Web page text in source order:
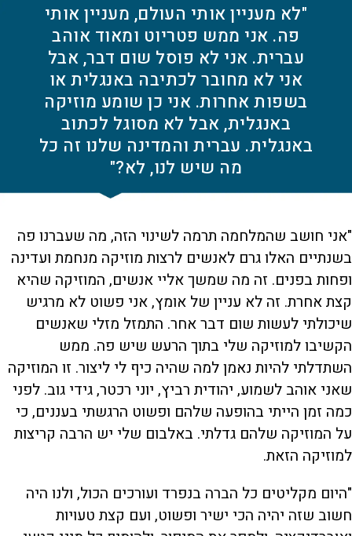
"לא מעניין אותי העולם, מעניין אותי
פה. אני ממש פטריוט ומאוד אוהב
עברית. אני לא פוסל שום דבר, אבל
אני לא מחובר לכתיבה באנגלית או
בשפות אחרות. אני כן שומע מוזיקה
באנגלית, אבל לא מסוגל לכתוב
באנגלית. עברית והמדינה שלנו זה כל
מה שיש לנו, לא?"
"אני חושב שהמלחמה תרמה לשינוי הזה, מה שעברנו פה
בשנתיים האלו גרם לאנשים לרצות מוזיקה מנחמת ועדינה
ופחות בפנים. זה מה שמשך אליי אנשים, המוזיקה שהיא
קצת אחרת. זה לא עניין של אומץ, אני פשוט לא מרגיש
שיכולתי לעשות שום דבר אחר. התמזל מזלי שאנשים
הקשיבו למוזיקה שלי בתוך הרעש שיש פה. ממש
השתדלתי להיות נאמן למה שהיה כיף לי ליצור. זו המוזיקה
שאני אוהב לשמוע, יהודית רביץ, יוני רכטר, גידי גוב. לפני
כמה זמן הייתי בהופעה שלהם ופשוט הרגשתי בעננים, כי
על המוזיקה שלהם גדלתי. באלבום שלי יש הרבה קריצות
למוזיקה הזאת.
"היום מקליטים כל הברה בנפרד ועורכים הכול, ולנו היה
חשוב שזה יהיה הכי ישיר ופשוט, ועם קצת טעויות